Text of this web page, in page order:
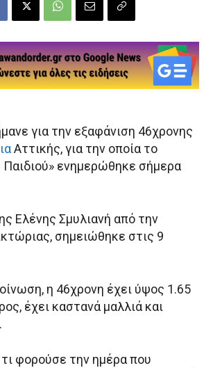
για την εξαφάνιση 46χρονης
Αττικής, για την οποία το
Παιδιού» ενημερώθηκε σήμερα
Ελένης Σμυλιανή από την
σημειώθηκε στις 9
η 46χρονη έχει ύψος 1.65
έχει καστανά μαλλιά και
φορούσε την ημέρα που